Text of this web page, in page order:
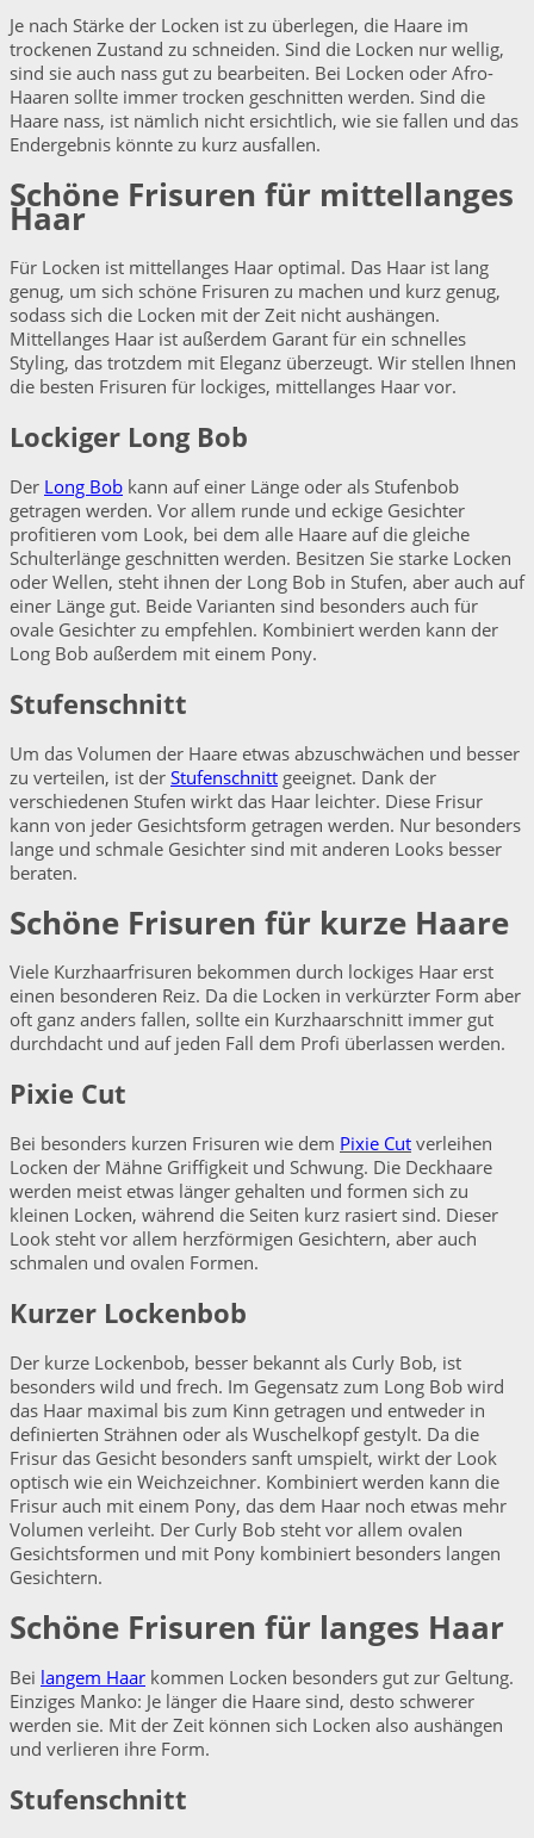
Je nach Stärke der Locken ist zu überlegen, die Haare im
trockenen Zustand zu schneiden. Sind die Locken nur wellig,
sind sie auch nass gut zu bearbeiten. Bei Locken oder Afro-
Haaren sollte immer trocken geschnitten werden. Sind die
Haare nass, ist nämlich nicht ersichtlich, wie sie fallen und das
Endergebnis könnte zu kurz ausfallen.
Schöne Frisuren für mittellanges
Haar
Für Locken ist mittellanges Haar optimal. Das Haar ist lang
genug, um sich schöne Frisuren zu machen und kurz genug,
sodass sich die Locken mit der Zeit nicht aushängen.
Mittellanges Haar ist außerdem Garant für ein schnelles
Styling, das trotzdem mit Eleganz überzeugt. Wir stellen Ihnen
die besten Frisuren für lockiges, mittellanges Haar vor.
Lockiger Long Bob
Der Long Bob kann auf einer Länge oder als Stufenbob
getragen werden. Vor allem runde und eckige Gesichter
profitieren vom Look, bei dem alle Haare auf die gleiche
Schulterlänge geschnitten werden. Besitzen Sie starke Locken
oder Wellen, steht ihnen der Long Bob in Stufen, aber auch auf
einer Länge gut. Beide Varianten sind besonders auch für
ovale Gesichter zu empfehlen. Kombiniert werden kann der
Long Bob außerdem mit einem Pony.
Stufenschnitt
Um das Volumen der Haare etwas abzuschwächen und besser
zu verteilen, ist der Stufenschnitt geeignet. Dank der
verschiedenen Stufen wirkt das Haar leichter. Diese Frisur
kann von jeder Gesichtsform getragen werden. Nur besonders
lange und schmale Gesichter sind mit anderen Looks besser
beraten.
Schöne Frisuren für kurze Haare
Viele Kurzhaarfrisuren bekommen durch lockiges Haar erst
einen besonderen Reiz. Da die Locken in verkürzter Form aber
oft ganz anders fallen, sollte ein Kurzhaarschnitt immer gut
durchdacht und auf jeden Fall dem Profi überlassen werden.
Pixie Cut
Bei besonders kurzen Frisuren wie dem Pixie Cut verleihen
Locken der Mähne Griffigkeit und Schwung. Die Deckhaare
werden meist etwas länger gehalten und formen sich zu
kleinen Locken, während die Seiten kurz rasiert sind. Dieser
Look steht vor allem herzförmigen Gesichtern, aber auch
schmalen und ovalen Formen.
Kurzer Lockenbob
Der kurze Lockenbob, besser bekannt als Curly Bob, ist
besonders wild und frech. Im Gegensatz zum Long Bob wird
das Haar maximal bis zum Kinn getragen und entweder in
definierten Strähnen oder als Wuschelkopf gestylt. Da die
Frisur das Gesicht besonders sanft umspielt, wirkt der Look
optisch wie ein Weichzeichner. Kombiniert werden kann die
Frisur auch mit einem Pony, das dem Haar noch etwas mehr
Volumen verleiht. Der Curly Bob steht vor allem ovalen
Gesichtsformen und mit Pony kombiniert besonders langen
Gesichtern.
Schöne Frisuren für langes Haar
Bei langem Haar kommen Locken besonders gut zur Geltung.
Einziges Manko: Je länger die Haare sind, desto schwerer
werden sie. Mit der Zeit können sich Locken also aushängen
und verlieren ihre Form.
Stufenschnitt